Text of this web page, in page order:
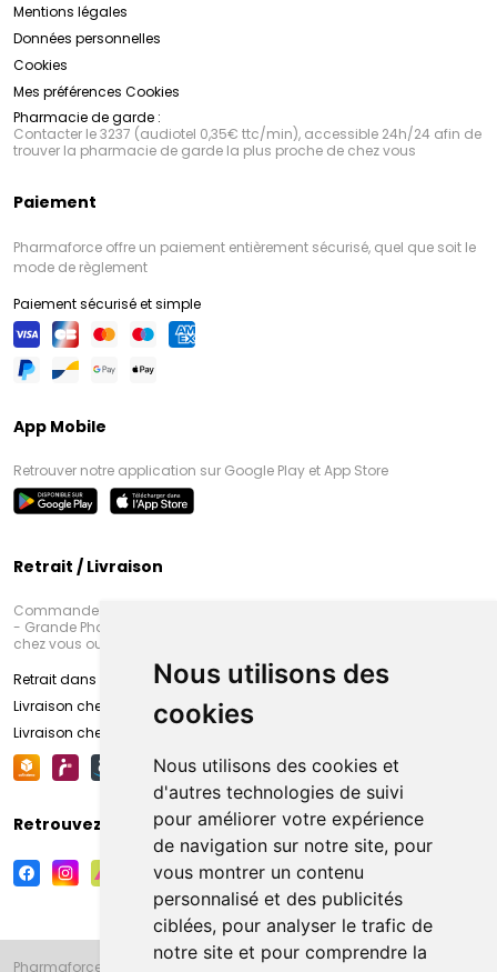
Nous utilisons des
cookies
Nous utilisons des cookies et
d'autres technologies de suivi
pour améliorer votre expérience
de navigation sur notre site, pour
vous montrer un contenu
personnalisé et des publicités
ciblées, pour analyser le trafic de
notre site et pour comprendre la
Mentions légales
Données personnelles
Cookies
Mes préférences Cookies
Pharmacie de garde :
Contacter le 3237 (audiotel 0,35€ ttc/min), accessible 24h/24 afin de
trouver la pharmacie de garde la plus proche de chez vous
Paiement
Pharmaforce offre un paiement entièrement sécurisé, quel que soit le
mode de règlement
Paiement sécurisé et simple
App Mobile
Retrouver notre application sur Google Play et App Store
Retrait / Livraison
Commandez en ligne et venez chercher votre commande à Amiens
- Grande Pharmacie d’Amiens (Fachon) ou recevez-là rapidement
chez vous ou en point retrait
Retrait dans la pharmacie d’Amiens
Livraison chez vous
Livraison chez votre commerçant
Retrouvez-nous sur vos réseaux sociaux
Pharmaforce.fr et la Grande Pharmacie d’Amiens vous souhaitent de